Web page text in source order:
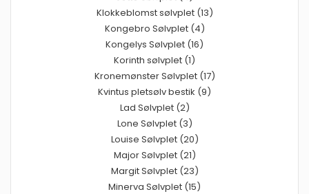
Klokkeblomst sølvplet (13)
Kongebro Sølvplet (4)
Kongelys Sølvplet (16)
Korinth sølvplet (1)
Kronemønster Sølvplet (17)
Kvintus pletsølv bestik (9)
Lad Sølvplet (2)
Lone Sølvplet (3)
Louise Sølvplet (20)
Major Sølvplet (21)
Margit Sølvplet (23)
Minerva Sølvplet (15)